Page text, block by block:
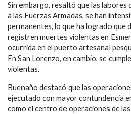
Sin embargo, resaltó que las labores
a las Fuerzas Armadas, se han
permanentes, lo que ha logrado que
registren muertes violentas en
ocurrida en el puerto artesanal
En San Lorenzo, en cambio, se
violentas.
Buenaño destacó que las
ejecutado con mayor contundencia
como el centro de operaciones de